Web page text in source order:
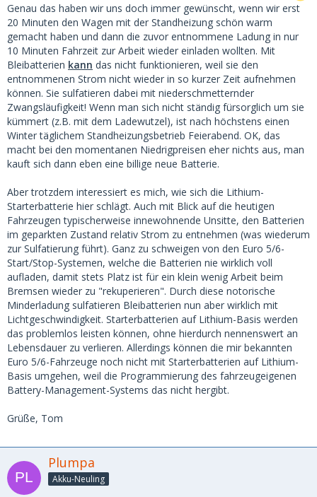
Genau das haben wir uns doch immer gewünscht, wenn wir erst
20 Minuten den Wagen mit der Standheizung schön warm
gemacht haben und dann die zuvor entnommene Ladung in nur
10 Minuten Fahrzeit zur Arbeit wieder einladen wollten. Mit
Bleibatterien kann das nicht funktionieren, weil sie den
entnommenen Strom nicht wieder in so kurzer Zeit aufnehmen
können. Sie sulfatieren dabei mit niederschmetternder
Zwangsläufigkeit! Wenn man sich nicht ständig fürsorglich um sie
kümmert (z.B. mit dem Ladewutzel), ist nach höchstens einen
Winter täglichem Standheizungsbetrieb Feierabend. OK, das
macht bei den momentanen Niedrigpreisen eher nichts aus, man
kauft sich dann eben eine billige neue Batterie.
Aber trotzdem interessiert es mich, wie sich die Lithium-
Starterbatterie hier schlägt. Auch mit Blick auf die heutigen
Fahrzeugen typischerweise innewohnende Unsitte, den Batterien
im geparkten Zustand relativ Strom zu entnehmen (was wiederum
zur Sulfatierung führt). Ganz zu schweigen von den Euro 5/6-
Start/Stop-Systemen, welche die Batterien nie wirklich voll
aufladen, damit stets Platz ist für ein klein wenig Arbeit beim
Bremsen wieder zu "rekuperieren". Durch diese notorische
Minderladung sulfatieren Bleibatterien nun aber wirklich mit
Lichtgeschwindigkeit. Starterbatterien auf Lithium-Basis werden
das problemlos leisten können, ohne hierdurch nennenswert an
Lebensdauer zu verlieren. Allerdings können die mir bekannten
Euro 5/6-Fahrzeuge noch nicht mit Starterbatterien auf Lithium-
Basis umgehen, weil die Programmierung des fahrzeugeigenen
Battery-Management-Systems das nicht hergibt.
Grüße, Tom
Plumpa
Akku-Neuling